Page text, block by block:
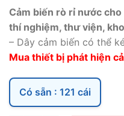
Cảm biến rò rỉ nước
thí nghiệm, thư viện,
– Dây cảm biến có thể
Mua thiết bị phát hiện
Có sẵn : 121 cái